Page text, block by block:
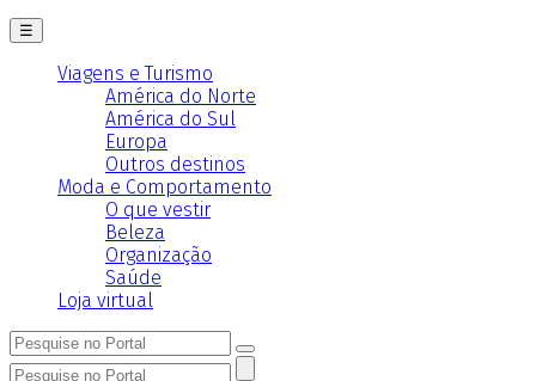
☰
Viagens e Turismo
América do Norte
América do Sul
Europa
Outros destinos
Moda e Comportamento
O que vestir
Beleza
Organização
Saúde
Loja virtual